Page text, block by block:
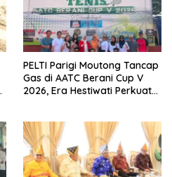
PELTI Parigi Moutong Tancap
Gas di AATC Berani Cup V
2026, Era Hestiwati Perkuat